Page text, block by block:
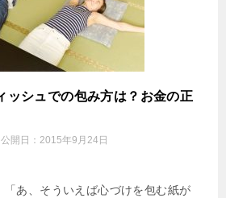
ッシュでの包み方は？お金の正
公開日： 2015年9月24日
「あ、そういえば心づけを包む紙が